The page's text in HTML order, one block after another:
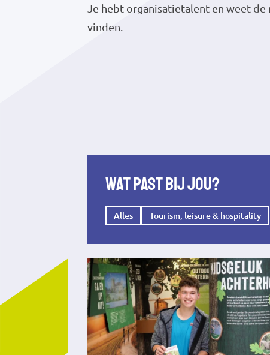
Je hebt organisatietalent en weet
vinden.
Wat past bij jou?
Alles Tourism, leisure & hospitality